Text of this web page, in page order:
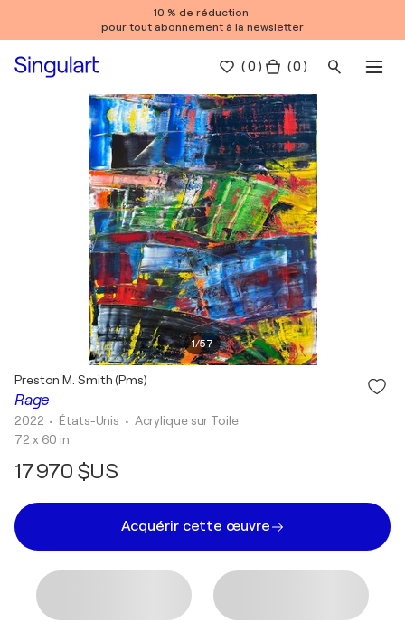
10 % de réduction
pour tout abonnement à la newsletter
(0 ) ( 0 )
1/57
Rage
Preston M. Smith (Pms)
2022 • États-Unis • Acrylique sur Toile
72 x 60 in
17 970 $US
Acquérir cette œuvre